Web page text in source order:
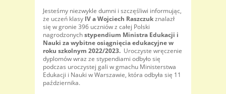
Jesteśmy niezwykle dumni i szczęśliwi informując,
że uczeń klasy IV a Wojciech Raszczukznalazł
się w gronie 396 uczniów z całej Polski
nagrodzonychstypendium Ministra Edukacji i
Nauki za wybitne osiągnięcia edukacyjne w
roku szkolnym 2022/2023. Uroczyste wręczenie
dyplomów wraz ze stypendiami odbyło się
podczas uroczystej gali w gmachu Ministerstwa
Edukacji i Nauki w Warszawie, która odbyła się 11
października.